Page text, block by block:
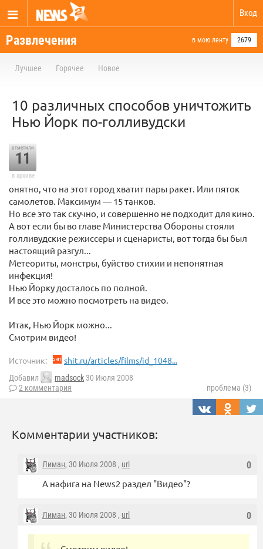
Вход
Развлечения в мою ленту 2679
Лучшее Горячее Новое
10 различных способов уничтожить
Нью Йорк по-голливудски
отметили
11
в архиве
онятно, что на этот город хватит пары ракет. Или пяток
самолетов. Максимум — 15 танков.
Но все это так скучно, и совершенно не подходит для кино.
А вот если бы во главе Министерства Обороны стояли
голливудские режиссеры и сценаристы, вот тогда бы был
настоящий разгул...
Метеориты, монстры, буйство стихии и непонятная
инфекция!
Нью Йорку досталось по полной.
И все это можно посмотреть на видео.
Итак, Нью Йорк можно...
Смотрим видео!
Источник: shit.ru/articles/films/id_1048...
Добавил madsock 30 Июля 2008
2 комментария
проблема (3)
Комментарии участников:
0
Лиман, 30 Июля 2008 , url
А нафига на News2 раздел "Видео"?
0
Лиман, 30 Июля 2008 , url